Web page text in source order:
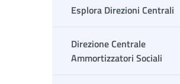
Esplora Direzioni Centrali
Direzione Centrale
Ammortizzatori Sociali